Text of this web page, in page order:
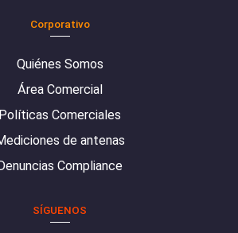
Corporativo
Quiénes Somos
Área Comercial
Políticas Comerciales
de antenas
Compliance
SÍGUENOS